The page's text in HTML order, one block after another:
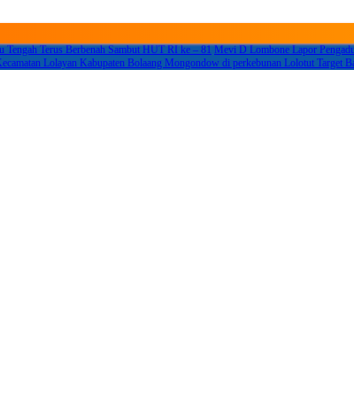
Tengah Terus Berbenah Sambut HUT RI ke – 81 Mevi D Lombone Lapor
Lolayan Kabupaten Bolaang Mongondow di perkebunan Lolotut